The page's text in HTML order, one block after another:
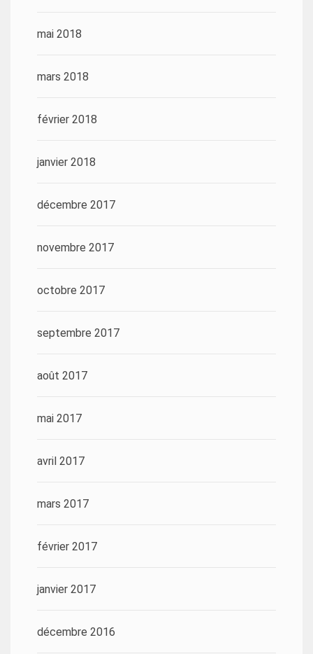
mai 2018
mars 2018
février 2018
janvier 2018
décembre 2017
novembre 2017
octobre 2017
septembre 2017
août 2017
mai 2017
avril 2017
mars 2017
février 2017
janvier 2017
décembre 2016